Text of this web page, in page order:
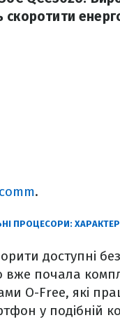
.
ПРОЦЕСОРИ:
доступні
почала
O-Free, які
у подібній